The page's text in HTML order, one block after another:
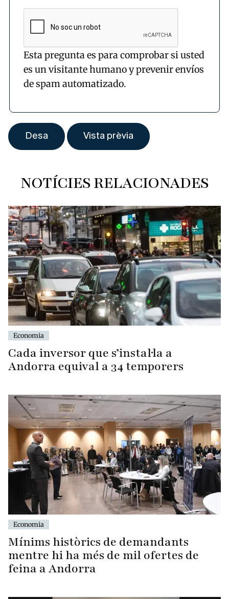
Esta pregunta es para comprobar si usted
es un visitante humano y prevenir envíos
de spam automatizado.
NOTÍCIES RELACIONADES
Economia
Cada inversor que s’instal·la a
Andorra equival a 34 temporers
Economia
Mínims històrics de demandants
mentre hi ha més de mil ofertes de
feina a Andorra